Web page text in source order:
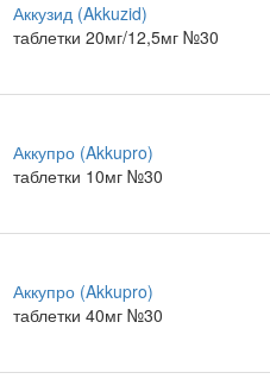
Аккузид (Akkuzid)
таблетки 20мг/12,5мг №30
Аккупро (Akkupro)
таблетки 10мг №30
Аккупро (Akkupro)
таблетки 40мг №30